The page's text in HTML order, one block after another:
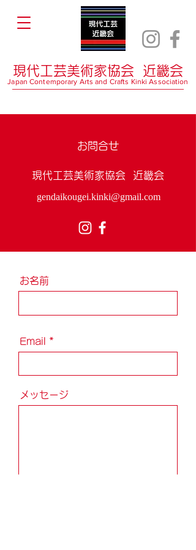
現代工芸美術家協会 近畿会
Japan Contemporary Arts and Crafts Kinki Association
お問合せ
現代工芸美術家協会 近畿会
gendaikougei.kinki@gmail.com
お名前
Email
メッセージ